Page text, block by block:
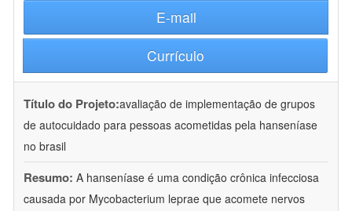
E-mail
Currículo
Título do Projeto:avaliação de implementação de grupos
de autocuidado para pessoas acometidas pela hanseníase
no brasil
Resumo: A hanseníase é uma condição crônica infecciosa
causada por Mycobacterium leprae que acomete nervos